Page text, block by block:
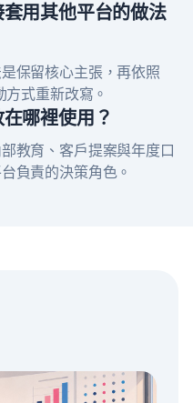
用其他平台的做法
保留核心主張，再依照
式重新改寫。
哪裡使用？
教育、客戶提案與年度口
負責的決策角色。